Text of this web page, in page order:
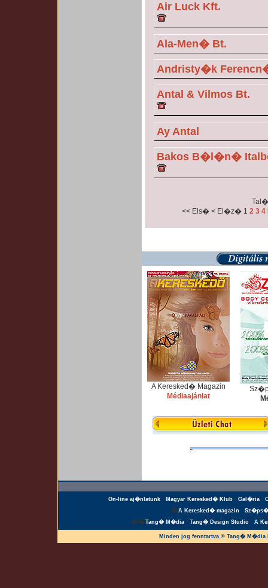
Air Luck Kft.
Ala-Men� Bt.
Andristy�k
Antal & Vilmos Bt.
Ay Antal
Bakos B�l�n�
<< Els� < El�z� 1 2 3 4
A Keresked� Magazin
Médiaajánlat
On-line aj�nlatunk Magyar Keresked� Klub Gal�ria
�A Keresked� magazin
��Tang� M�dia Tang� Design Studio A
Minden jog fenntartva © Tang�